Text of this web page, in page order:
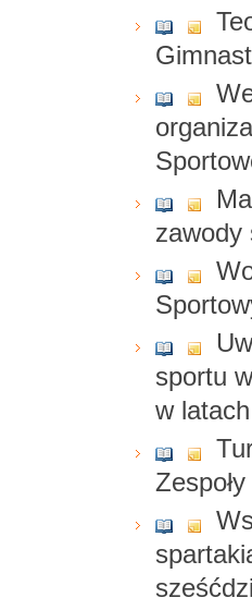
zawody
sportu
w